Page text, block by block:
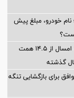
خودرو، مبلغ پیش
حق بیمه تولیدی بیمه ملت در چهار ماه نخست امسال از 14.5 همت
برای بازگشایی تنگه